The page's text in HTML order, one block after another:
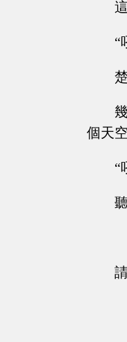
“
個天空
“